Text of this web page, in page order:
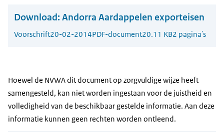
Download: Andorra Aardappelen exporteisen
Voorschrift20-02-2014PDF-document20.11 KB2 pagina's
Hoewel de NVWA dit document op zorgvuldige wijze heeft
samengesteld, kan niet worden ingestaan voor de juistheid en
volledigheid van de beschikbaar gestelde informatie. Aan deze
informatie kunnen geen rechten worden ontleend.